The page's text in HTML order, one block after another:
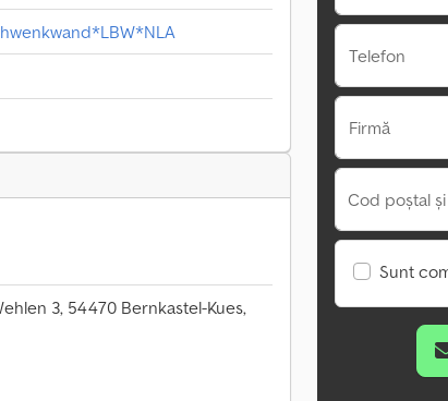
3, 54470 Bernkastel-Kues,
Telefon
Firmă
Cod poștal
Sunt